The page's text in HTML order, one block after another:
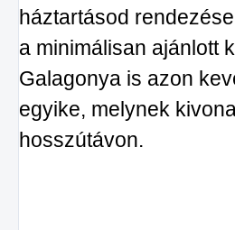
háztartásod
a minimálisan ajánlott
Galagonya is azon
egyike, melynek
hosszútávon.